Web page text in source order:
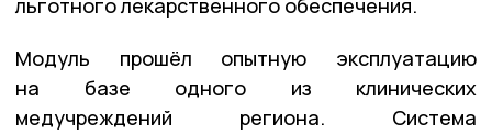
льготного лекарственного обеспечения.
Модуль прошёл опытную эксплуатацию
на базе одного из клинических
медучреждений региона. Система